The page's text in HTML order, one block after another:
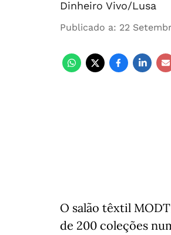
Dinheiro Vivo/Lusa
Publicado a: 22
O salão têxtil
de 200 coleções